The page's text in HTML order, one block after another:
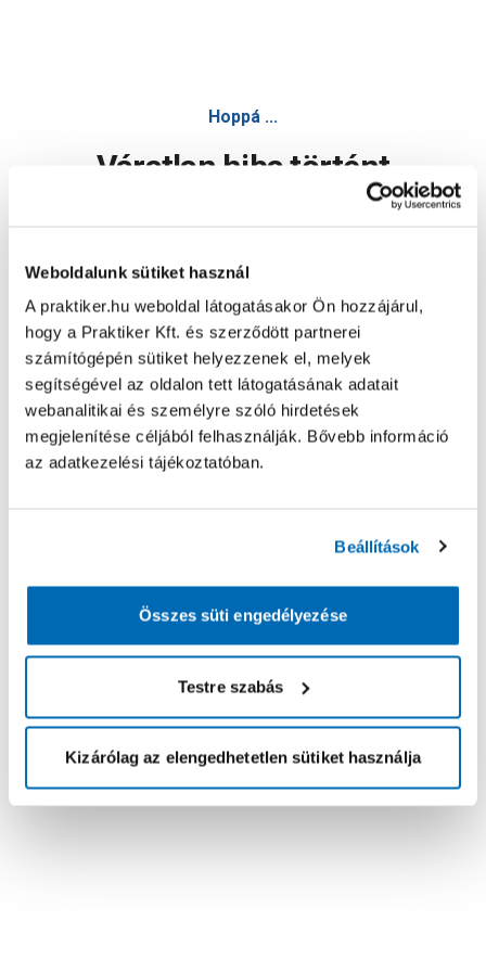
Weboldalunk sütiket használ
A praktiker.hu weboldal látogatásakor Ön hozzájárul,
hogy a Praktiker Kft. és szerződött partnerei
számítógépén sütiket helyezzenek el, melyek
segítségével az oldalon tett látogatásának adatait
webanalitikai és személyre szóló hirdetések
megjelenítése céljából felhasználják. Bővebb információ
az adatkezelési tájékoztatóban.
Beállítások
Összes süti engedélyezése
Testre szabás
Kizárólag az elengedhetetlen sütiket használja
Hoppá ...
Váratlan hiba történt
Oldal újratöltése